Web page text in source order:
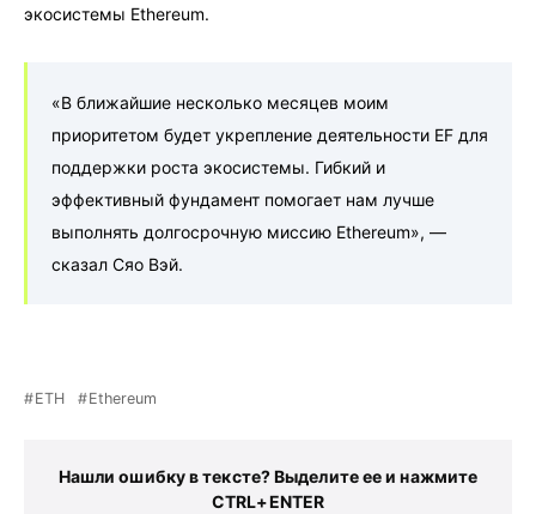
экосистемы Ethereum.
«В ближайшие несколько месяцев моим
приоритетом будет укрепление деятельности EF для
поддержки роста экосистемы. Гибкий и
эффективный фундамент помогает нам лучше
выполнять долгосрочную миссию Ethereum», —
сказал Сяо Вэй.
ETH Ethereum
Нашли ошибку в тексте? Выделите ее и нажмите
CTRL+ENTER